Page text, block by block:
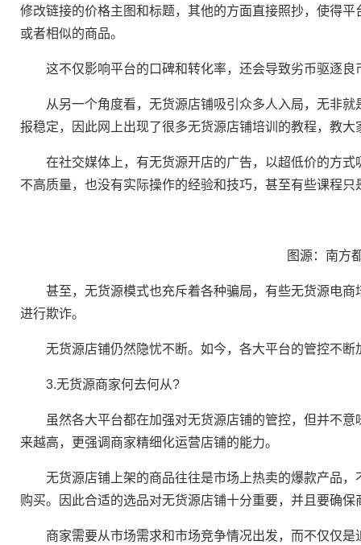
修改链接的价格主图和标题，其他的方面直接照抄，使得
或者相似的商品。
这不仅影响平台的口碑和转化率，还会导致劣币驱逐良
从另一个角度看，无货源店铺吸引众多人入局，无非就
报稳定，因此网上出现了很多无货源店铺培训的教程，教大
在社交媒体上，有无货源开店的广告，以超低价的方式
不高质量，也没有实际操作的经验和技巧，甚至有些课程
图源：南方
甚至，无货源模式也充斥着各种骗局，有些无货源电商
进行欺诈。
无货源店铺仍然隐忧不断。如今，各大平台的管控不断
3.无货源商家何去何从?
虽然各大平台都在加强对无货源店铺的管控，但并不意
来越高，更强调商家精细化运营店铺的能力。
无货源店铺上架的商品往往是市场上热卖的爆款产品，
购买。因此合适的选品对无货源店铺十分重要，并且要确保
商家需要从市场需求和市场竞争情况出发，而不仅仅是